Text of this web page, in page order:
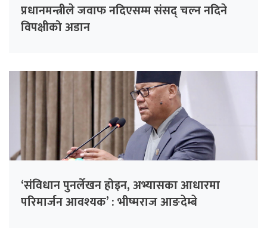
प्रधानमन्त्रीले जवाफ नदिएसम्म संसद् चल्न नदिने
विपक्षीको अडान
‘संविधान पुनर्लेखन होइन, अभ्यासका आधारमा
परिमार्जन आवश्यक’ : भीष्मराज आङदेम्बे